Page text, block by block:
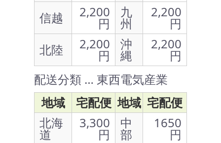
信越
2,200
円
九
州
2,200
円
北陸
2,200
円
沖
縄
2,200
円
配送分類 … 東西電気産業
地域
宅配便 地域 宅配便
北海
道
3,300
円
中
部
1650
円